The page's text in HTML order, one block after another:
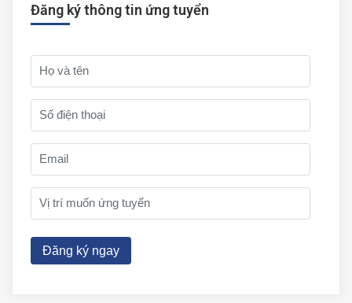
Đăng ký thông tin ứng tuyển
Đăng ký ngay